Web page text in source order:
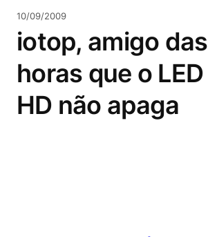
10/09/2009
iotop, amigo das
horas que o
HD não apaga